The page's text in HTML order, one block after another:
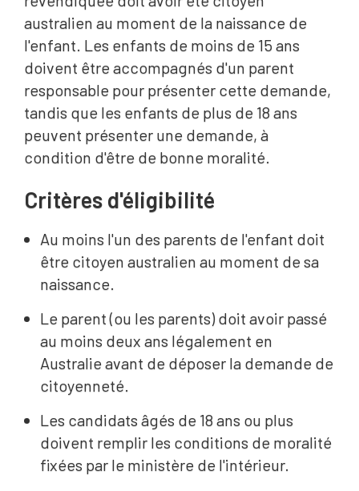
australien au moment de la naissance de
l'enfant. Les enfants de moins de 15 ans
doivent être accompagnés d'un parent
responsable pour présenter cette demande,
tandis que les enfants de plus de 18 ans
peuvent présenter une demande, à
condition d'être de bonne moralité.
Critères d'éligibilité
Au moins l'un des parents de l'enfant doit
être citoyen australien au moment de sa
naissance.
Le parent (ou les parents) doit avoir passé
au moins deux ans légalement en
Australie avant de déposer la demande de
citoyenneté.
Les candidats âgés de 18 ans ou plus
doivent remplir les conditions de moralité
fixées par le ministère de l'intérieur.